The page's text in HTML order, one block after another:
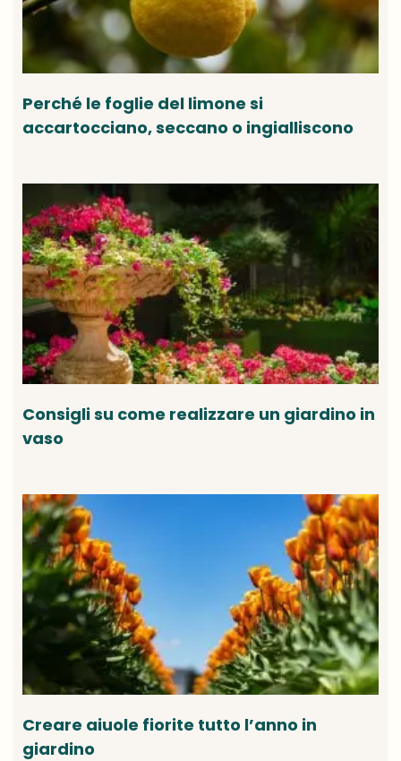
Perché le foglie del limone si
accartocciano, seccano o ingialliscono
Consigli su come realizzare un giardino in
vaso
Creare aiuole fiorite tutto l’anno in
giardino